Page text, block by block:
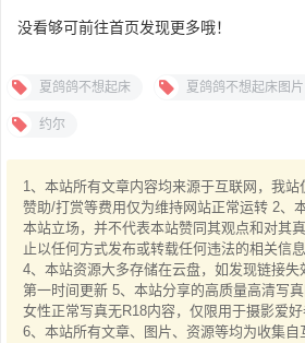
没看够可前往首页发现更多哦！
夏鸽鸽不想起床 夏鸽鸽不想起床图片
约尔
1、本站所有文章内容均来源于互联网，我
赞助/打赏等费用仅为维持网站正常运转 2、
本站立场，并不代表本站赞同其观点和对其
止以任何方式发布或转载任何违法的相关信
4、本站资源大多存储在云盘，如发现链接
第一时间更新 5、本站分享的高质量高清写
女性正常写真无R18内容，仅限用于摄影爱
6、本站所有文章、图片、资源等均为收集